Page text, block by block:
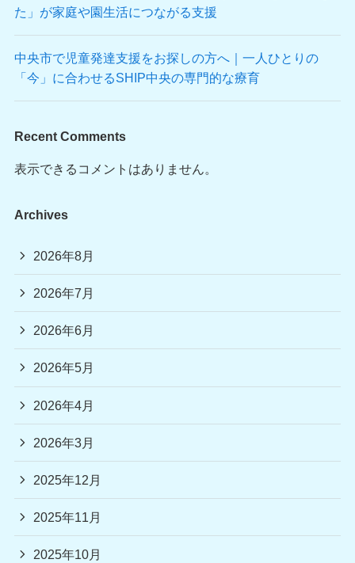
た」が家庭や園生活につながる支援
中央市で児童発達支援をお探しの方へ｜一人ひとりの
「今」に合わせるSHIP中央の専門的な療育
Recent Comments
表示できるコメントはありません。
Archives
2026年8月
2026年7月
2026年6月
2026年5月
2026年4月
2026年3月
2025年12月
2025年11月
2025年10月